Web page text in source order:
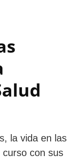
la vida en las
con sus